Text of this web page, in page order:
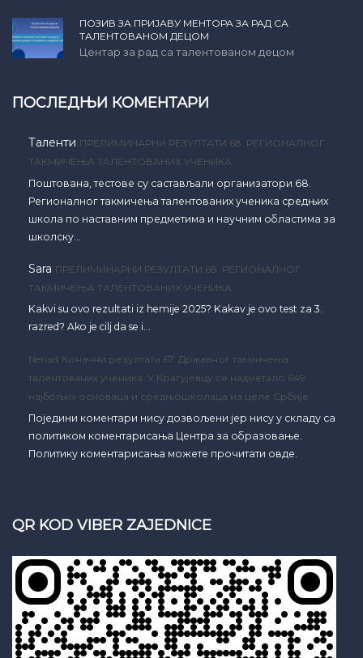
ПОЗИВ ЗА ПРИЈАВУ МЕНТОРА ЗА РАД СА
ТАЛЕНТОВАНОМ ДЕЦОМ
Центар за рад са талентованом децом
ПОСЛЕДЊИ КОМЕНТАРИ
Таленти ПРЕЛИМИНАРНИ РЕЗУЛТАТИ 68. РЕГИОНАЛНОГ
ТАКМИЧЕЊА ТАЛЕНТОВАНИХ УЧЕНИКА
Поштована, тестове су састављали организатори 68.
Регионалног такмичења талентованих ученика средњих
школа по наставним предметима и научним областима за
школску…
Sara ПРЕЛИМИНАРНИ РЕЗУЛТАТИ 68. РЕГИОНАЛНОГ
ТАКМИЧЕЊА ТАЛЕНТОВАНИХ УЧЕНИКА
Kakvi su ovo rezultati iz hemije 2025? Kakav je ovo test za 3.
razred? Ako je cilj da se i…
Nenad Коначни резултати 67. Државног такмичења
талентованих ученика: У Крагујевцу се надметало 649
најбољих основаца и средњошколаца из целе Србије
Поједини коментари нису дозвољени јер нису у складу са
политиком коментарисања Центра за образовање.
Политику коментарисања можете прочитати овде.
QR KOD VIBER ZAJEDNICE